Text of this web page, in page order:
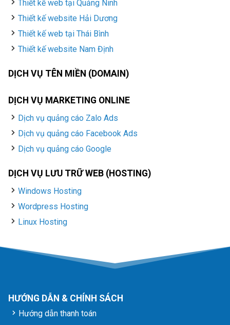
Thiết kế web tại Quảng Ninh
Thiết kế website Hải Dương
Thiết kế web tại Thái Bình
Thiết kế website Nam Định
DỊCH VỤ TÊN MIỀN (DOMAIN)
DỊCH VỤ MARKETING ONLINE
Dịch vụ quảng cáo Zalo Ads
Dịch vụ quảng cáo Facebook Ads
Dịch vụ quảng cáo Google
DỊCH VỤ LƯU TRỮ WEB (HOSTING)
Windows Hosting
Wordpress Hosting
Linux Hosting
HƯỚNG DẪN & CHÍNH SÁCH
Hướng dẫn thanh toán